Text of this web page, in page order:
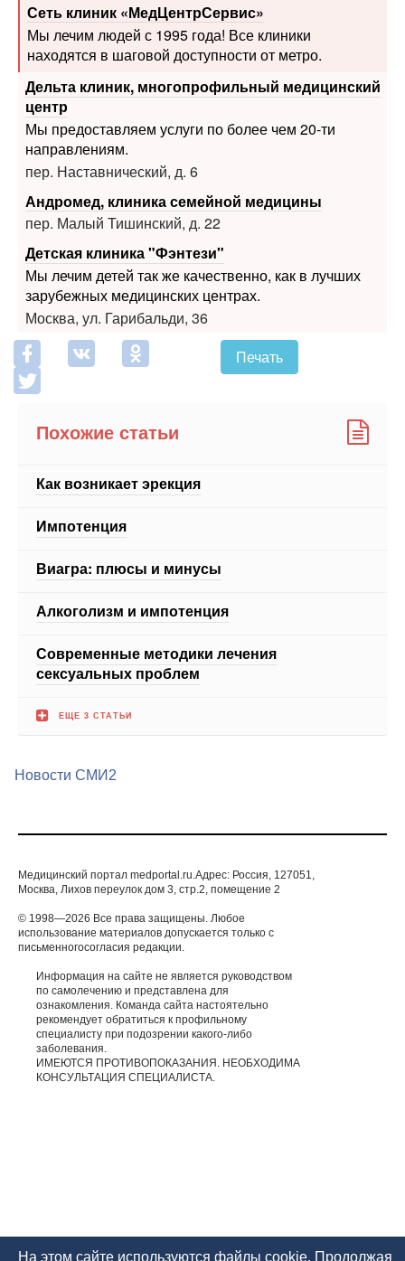
Сеть клиник «МедЦентрСервис»
Мы лечим людей с 1995 года! Все клиники
находятся в шаговой доступности от метро.
Дельта клиник, многопрофильный медицинский
центр
Мы предоставляем услуги по более чем 20-ти
направлениям.
пер. Наставнический, д. 6
Андромед, клиника семейной медицины
пер. Малый Тишинский, д. 22
Детская клиника "Фэнтези"
Мы лечим детей так же качественно, как в лучших
зарубежных медицинских центрах.
Москва, ул. Гарибальди, 36
Печать
Похожие статьи
Как возникает эрекция
Импотенция
Виагра: плюсы и минусы
Алкоголизм и импотенция
Современные методики лечения
сексуальных проблем
ЕЩЕ 3 СТАТЬИ
Новости СМИ2
Медицинский портал medportal.ru.Адрес: Россия, 127051,
Москва, Лихов переулок дом 3, стр.2, помещение 2
© 1998—2026 Все права защищены. Любое
использование материалов допускается только с
письменногосогласия редакции.
Информация на сайте не является руководством
по самолечению и представлена для
ознакомления. Команда сайта настоятельно
рекомендует обратиться к профильному
специалисту при подозрении какого-либо
заболевания.
ИМЕЮТСЯ ПРОТИВОПОКАЗАНИЯ. НЕОБХОДИМА
КОНСУЛЬТАЦИЯ СПЕЦИАЛИСТА.
На этом сайте используются файлы cookie. Продолжая